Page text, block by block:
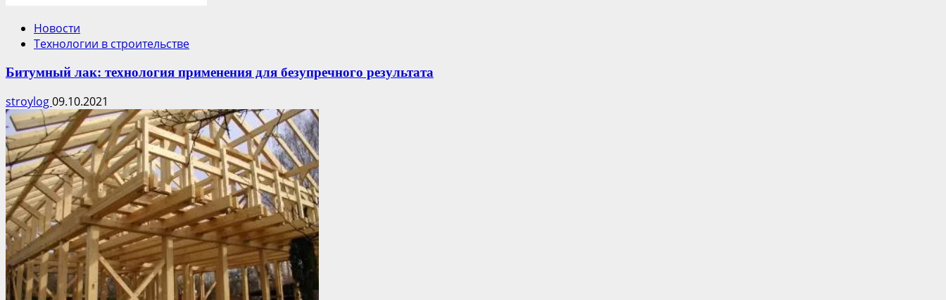
Новости
Технологии в строительстве
Битумный лак: технология применения для безупречного результата
stroylog09.10.2021